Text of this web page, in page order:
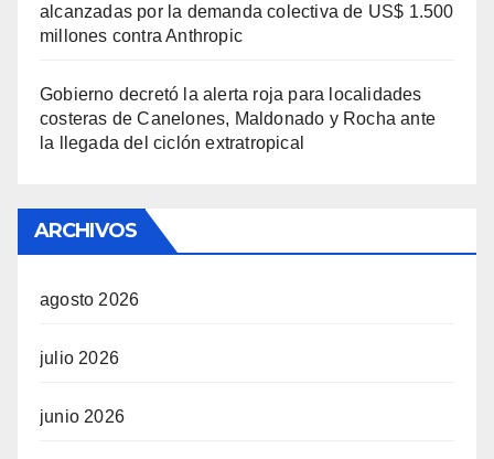
alcanzadas por la demanda colectiva de US$ 1.500
millones contra Anthropic
Gobierno decretó la alerta roja para localidades
costeras de Canelones, Maldonado y Rocha ante
la llegada del ciclón extratropical
ARCHIVOS
agosto 2026
julio 2026
junio 2026